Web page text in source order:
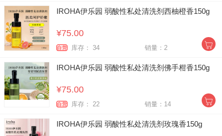
IROHA伊乐园 弱酸性私处清洗剂西柚橙香150g
¥75.00
自营 库存： 34 销量：2
IROHA伊乐园 弱酸性私处清洗剂佛手柑香150g
¥75.00
自营 库存： 22 销量：14
IROHA伊乐园 弱酸性私处清洗剂玫瑰香150g